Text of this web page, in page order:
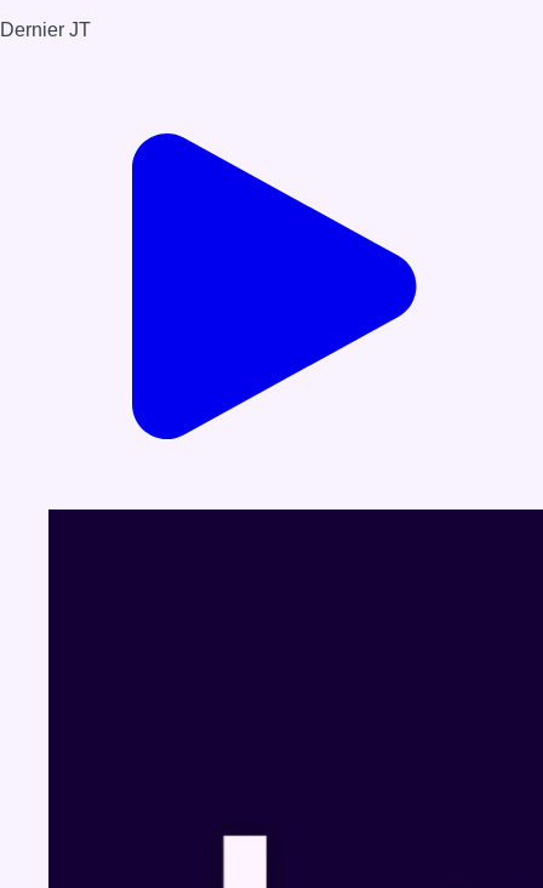
Dernier JT